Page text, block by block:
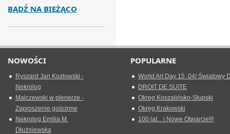
BĄDŹ NA BIEŻĄCO
NOWOŚCI
Ryszard Jan Kozłowski -
Nekrolog
Malczewski w plenerze -
Zaproszenie gościnne
Nekrolog Emilia M.
Dłużniewska
POPULARNE
World Art Day 15 .04/ Światowy
DROIT DE SUITE
Okreg Koszalińsko-Słupski
Okręg Krakowski
100 lat... i Nowe Otwarcie!!!